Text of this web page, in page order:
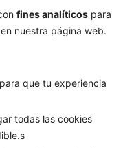
fines analíticos para
en nuestra página web.
que tu experiencia
todas las cookies
,campaña digital
artística